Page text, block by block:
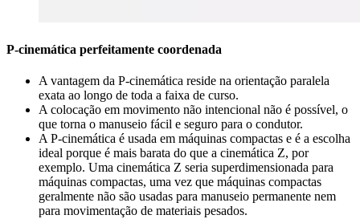
P-cinemática perfeitamente coordenada
A vantagem da P-cinemática reside na orientação paralela
exata ao longo de toda a faixa de curso.
A colocação em movimento não intencional não é possível, o
que torna o manuseio fácil e seguro para o condutor.
A P-cinemática é usada em máquinas compactas e é a escolha
ideal porque é mais barata do que a cinemática Z, por
exemplo. Uma cinemática Z seria superdimensionada para
máquinas compactas, uma vez que máquinas compactas
geralmente não são usadas para manuseio permanente nem
para movimentação de materiais pesados.